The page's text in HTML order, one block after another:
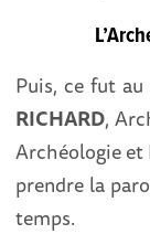
Puis, ce fut
RICHARD,
Archéologie et
prendre la
temps.